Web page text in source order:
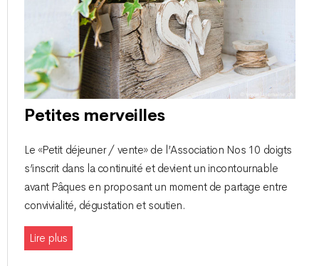
Petites merveilles
Le «Petit déjeuner / vente» de l’Association Nos 10 doigts
s’inscrit dans la continuité et devient un incontournable
avant Pâques en proposant un moment de partage entre
convivialité, dégustation et soutien.
Lire plus